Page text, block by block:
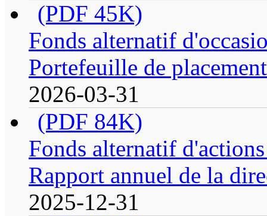
(PDF 45K)
Fonds alternatif
Portefeuille de placement
2026-03-31
(PDF 84K)
Fonds alternatif
Rapport annuel de la
2025-12-31